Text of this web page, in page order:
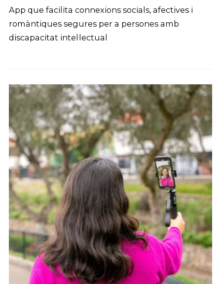
App que facilita connexions socials, afectives i
romàntiques segures per a persones amb
discapacitat intel·lectual